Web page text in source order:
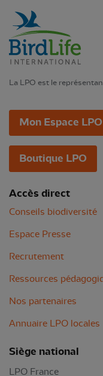
La LPO est le
Mon Espace LPO
Boutique LPO
Accès direct
Conseils biodiversité
Espace Presse
Recrutement
Ressources
Nos partenaires
Annuaire LPO locales
Siège national
LPO France